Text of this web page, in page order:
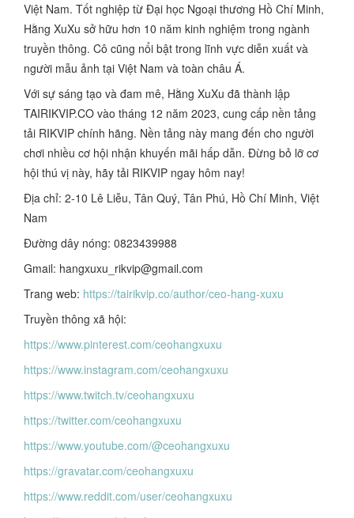
Việt Nam. Tốt nghiệp từ Đại học Ngoại thương Hồ Chí Minh,
Hằng XuXu sở hữu hơn 10 năm kinh nghiệm trong ngành
truyền thông. Cô cũng nổi bật trong lĩnh vực diễn xuất và
người mẫu ảnh tại Việt Nam và toàn châu Á.
Với sự sáng tạo và đam mê, Hằng XuXu đã thành lập
TAIRIKVIP.CO vào tháng 12 năm 2023, cung cấp nền tảng
tải RIKVIP chính hãng. Nền tảng này mang đến cho người
chơi nhiều cơ hội nhận khuyến mãi hấp dẫn. Đừng bỏ lỡ cơ
hội thú vị này, hãy tải RIKVIP ngay hôm nay!
Địa chỉ: 2-10 Lê Liễu, Tân Quý, Tân Phú, Hồ Chí Minh, Việt
Nam
Đường dây nóng: 0823439988
Gmail: hangxuxu_rikvip@gmail.com
Trang web: https://tairikvip.co/author/ceo-hang-xuxu
Truyền thông xã hội:
https://www.pinterest.com/ceohangxuxu
https://www.instagram.com/ceohangxuxu
https://www.twitch.tv/ceohangxuxu
https://twitter.com/ceohangxuxu
https://www.youtube.com/@ceohangxuxu
https://gravatar.com/ceohangxuxu
https://www.reddit.com/user/ceohangxuxu